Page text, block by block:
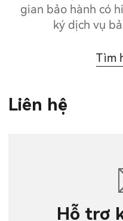
gian bảo hành có
ký dịch vụ
Tìm
Liên hệ
Hỗ trợ